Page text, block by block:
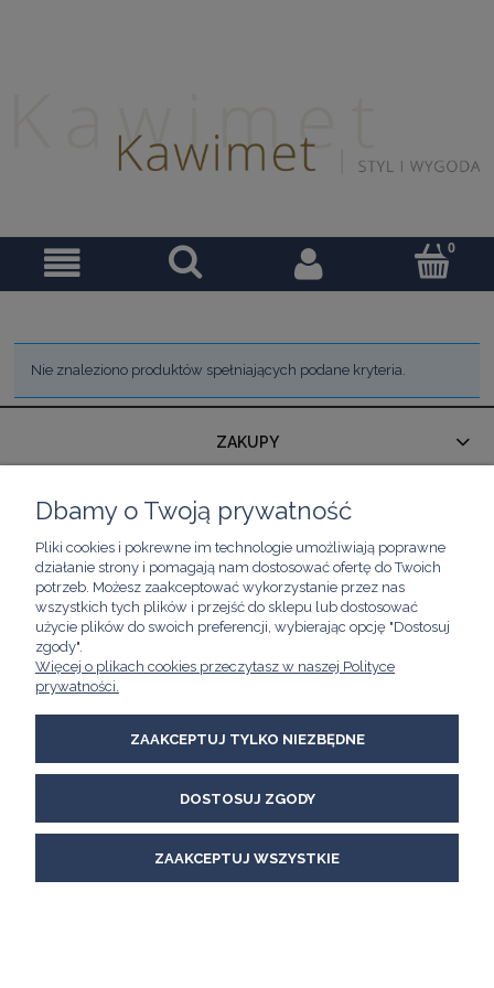
Nie znaleziono produktów spełniających podane kryteria.
ZAKUPY
POMOC
MOJE KONTO
INFORMACJE
Kawimet W. Bunia i Spółka, Spółka Jawna
01-230 Warszawa
email:kawimet@kawimet.pl
POKAŻ PEŁNĄ WERSJĘ STRONY
Sklep internetowy Shoper Premium
Dbamy o Twoją prywatność
Pliki cookies i pokrewne im technologie umożliwiają poprawne
działanie strony i pomagają nam dostosować ofertę do Twoich
potrzeb. Możesz zaakceptować wykorzystanie przez nas
wszystkich tych plików i przejść do sklepu lub dostosować
użycie plików do swoich preferencji, wybierając opcję "Dostosuj
zgody".
Więcej o plikach cookies przeczytasz w naszej Polityce
prywatności.
ZAAKCEPTUJ TYLKO NIEZBĘDNE
DOSTOSUJ ZGODY
ZAAKCEPTUJ WSZYSTKIE